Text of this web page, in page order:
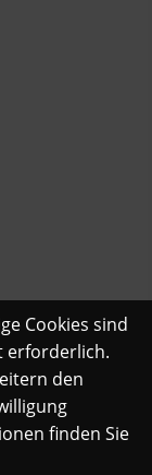
Cookies sind
erforderlich.
den
finden Sie